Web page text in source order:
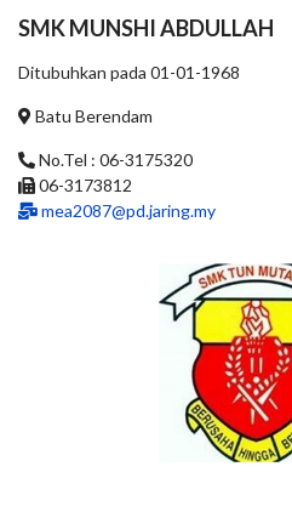
SMK MUNSHI ABDULLAH
Ditubuhkan pada 01-01-1968
Batu Berendam
No.Tel : 06-3175320
06-3173812
mea2087@pd.jaring.my